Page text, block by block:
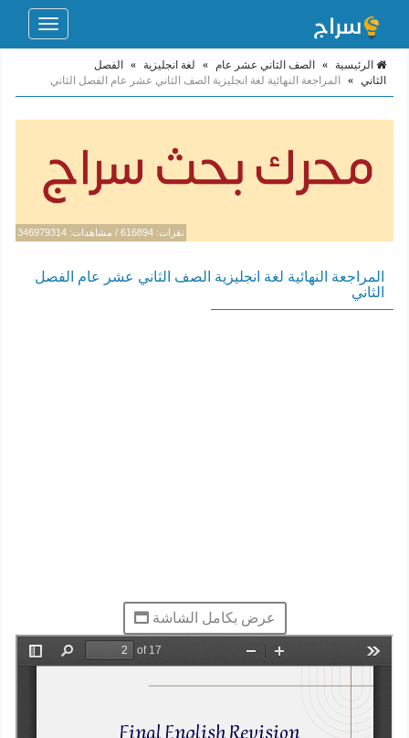
Toggle
الرئيسية » الصف الثاني عشر عام » لغة انجليزية »
الفصل
الثاني » المراجعة النهائية لغة انجليزية الصف الثاني عشر عام الفصل الثاني
نقرات: 616894 / مشاهدات: 346979314
المراجعة النهائية لغة انجليزية الصف الثاني عشر عام الفصل
الثاني
عرض بكامل الشاشة